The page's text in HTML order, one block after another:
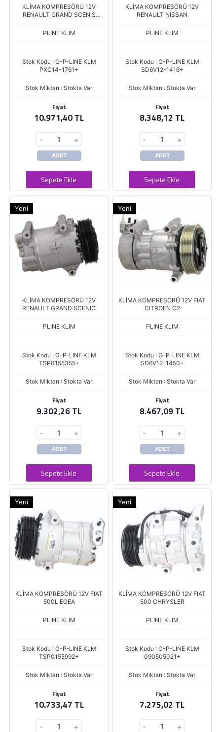
KLİMA KOMPRESÖRÜ 12V
RENAULT GRAND SCENIS
PLINE KLIM
Stok Kodu : G-P-LINE KLM
PXC14-1761+
Stok Miktarı : Stokta Var
Fiyat
10.971,40 TL
- +
ADET
Sepete Ekle
KLİMA KOMPRESÖRÜ 12V
RENAULT NISSAN
PLINE KLIM
Stok Kodu : G-P-LINE KLM
SD6V12-1416+
Stok Miktarı : Stokta Var
Fiyat
8.348,12 TL
- +
ADET
Sepete Ekle
Yeni
KLİMA KOMPRESÖRÜ 12V
RENAULT GRAND SCENIC
PLINE KLIM
Stok Kodu : G-P-LINE KLM
TSP0155355+
Stok Miktarı : Stokta Var
Fiyat
9.302,26 TL
- +
ADET
Sepete Ekle
Yeni
KLİMA KOMPRESÖRÜ 12V FIAT
CITROEN C2
PLINE KLIM
Stok Kodu : G-P-LINE KLM
SD6V12-1450+
Stok Miktarı : Stokta Var
Fiyat
8.467,09 TL
- +
ADET
Sepete Ekle
Yeni
KLİMA KOMPRESÖRÜ 12V FIAT
500L EGEA
PLINE KLIM
Stok Kodu : G-P-LINE KLM
TSP0155992+
Stok Miktarı : Stokta Var
Fiyat
10.733,47 TL
- +
Yeni
KLİMA KOMPRESÖRÜ 12V FIAT
500 CHRYSLER
PLINE KLIM
Stok Kodu : G-P-LINE KLM
090505021+
Stok Miktarı : Stokta Var
Fiyat
7.275,02 TL
- +